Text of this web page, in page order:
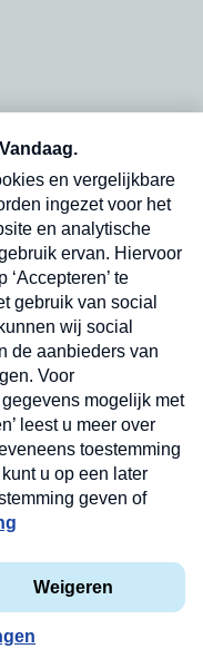
in
Verzend
op onze
in uw